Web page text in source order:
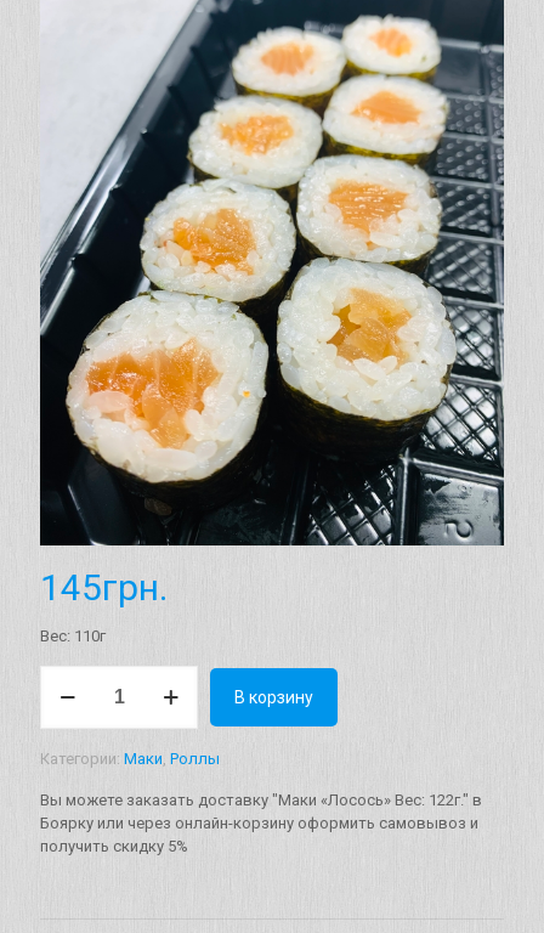
145грн.
Вес: 110г
товара
Вес:
122г.
В корзину
Категории: Маки Роллы
Вы можете заказать доставку "Маки «Лосось» Вес: 122г." в
Боярку или через онлайн-корзину оформить самовывоз и
получить скидку 5%